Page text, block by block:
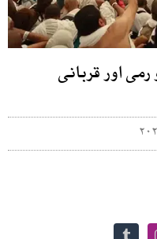
اور قربانی